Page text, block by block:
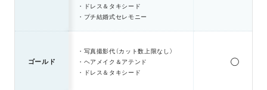
・ドレス＆タキシード
・プチ結婚式セレモニー
ゴールド
・写真撮影代（カット数上限なし）
・ヘアメイク＆アテンド
・ドレス＆タキシード
◯